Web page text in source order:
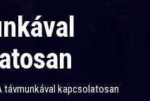
távmunkával kapcsolatosan